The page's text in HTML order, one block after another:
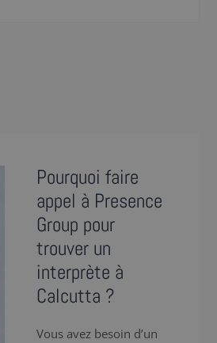
Pourquoi faire
appel à Presence
Group pour
trouver un
interprète à
Calcutta ?
Vous avez besoin d’un